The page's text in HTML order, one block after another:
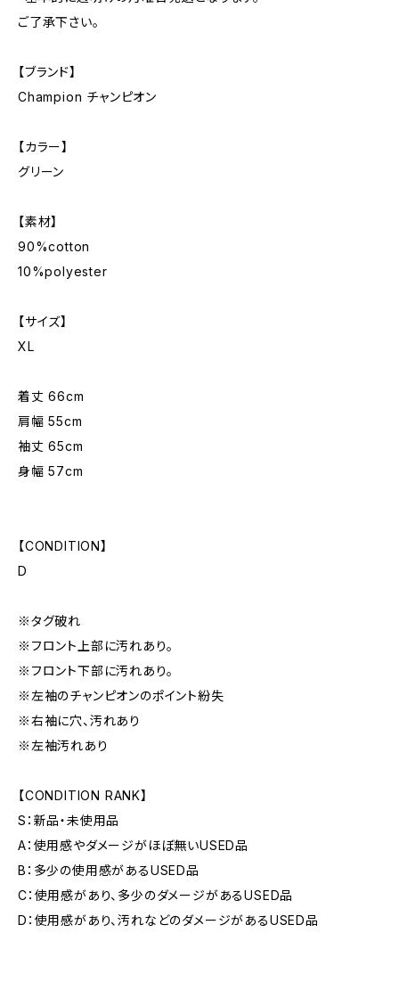
ご了承下さい。
【ブランド】
Champion チャンピオン
【カラー】
グリーン
【素材】
90%cotton
10%polyester
【サイズ】
XL
着丈 66cm
肩幅 55cm
袖丈 65cm
身幅 57cm
【CONDITION】
D
※タグ破れ
※フロント上部に汚れあり。
※フロント下部に汚れあり。
※左袖のチャンピオンのポイント紛失
※右袖に穴、汚れあり
※左袖汚れあり
【CONDITION RANK】
S：新品・未使用品
A：使用感やダメージがほぼ無いUSED品
B：多少の使用感があるUSED品
C：使用感があり、多少のダメージがあるUSED品
D：使用感があり、汚れなどのダメージがあるUSED品